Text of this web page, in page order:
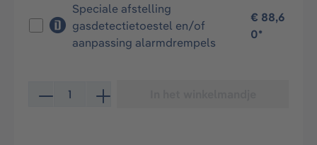
Speciale afstelling
gasdetectietoestel en/of
aanpassing alarmdrempels
€ 88,6
0*
Producthoeveelheid: Voer de gewenste